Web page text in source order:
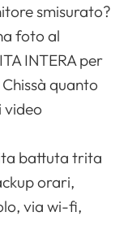
smisurato?
foto al
INTERA per
quanto
video
battuta trita
orari,
via wi-fi,